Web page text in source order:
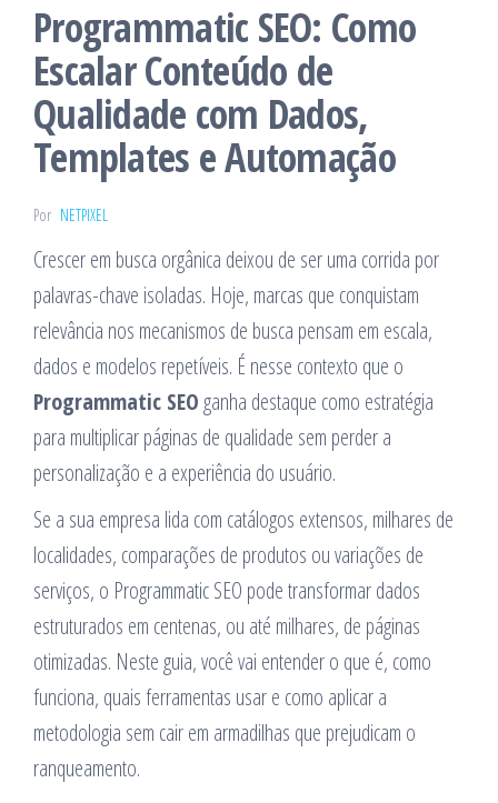
Programmatic SEO: Como
Escalar Conteúdo de
Qualidade com Dados,
Templates e Automação
Por NETPIXEL
Crescer em busca orgânica deixou de ser uma corrida por
palavras-chave isoladas. Hoje, marcas que conquistam
relevância nos mecanismos de busca pensam em escala,
dados e modelos repetíveis. É nesse contexto que o
Programmatic SEO ganha destaque como estratégia
para multiplicar páginas de qualidade sem perder a
personalização e a experiência do usuário.
Se a sua empresa lida com catálogos extensos, milhares de
localidades, comparações de produtos ou variações de
serviços, o Programmatic SEO pode transformar dados
estruturados em centenas, ou até milhares, de páginas
otimizadas. Neste guia, você vai entender o que é, como
funciona, quais ferramentas usar e como aplicar a
metodologia sem cair em armadilhas que prejudicam o
ranqueamento.